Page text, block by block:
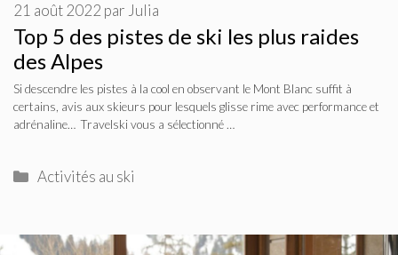
Top 5 des pistes de ski les plus raides
des Alpes
21 août 2022 par Julia
Si descendre les pistes à la cool en observant le Mont Blanc suffit à
certains, avis aux skieurs pour lesquels glisse rime avec performance et
adrénaline… Travelski vous a sélectionné …
Catégories
Activités au ski